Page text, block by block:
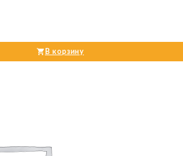
В корзину